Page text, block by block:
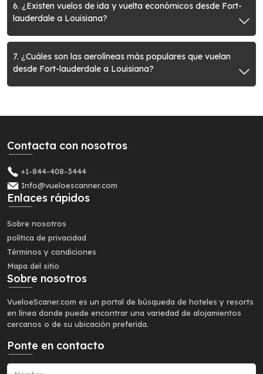
6. ¿Existen vuelos de ida y vuelta económicos desde Fort-
lauderdale a Louisiana?
7. ¿Cuáles son las aerolíneas más populares que vuelan
desde Fort-lauderdale a Louisiana?
Contacta con nosotros
+1-844-408-3444
Info@vueloescanner.com
Enlaces rápidos
Sobre nosotros
política de privacidad
Términos y condiciones
Mapa del sitio
Sobre nosotros
VueloeScaner.com es un portal de búsqueda de hoteles y resorts
en línea donde puede encontrar una variedad de alojamientos
cercanos o de su ubicación preferida.
Ponte en contacto